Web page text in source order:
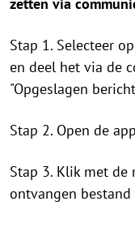
zetten via
Stap 1. Selecteer
en deel het via de
"Opgeslagen
Stap 2. Open de
Stap 3. Klik met
ontvangen bestand